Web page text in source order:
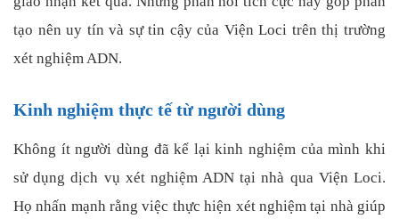
tạo nên uy tín và sự tin cậy của Viện Loci trên thị trường
xét nghiệm ADN.
Kinh nghiệm thực tế từ người dùng
Không ít người dùng đã kể lại kinh nghiệm của mình khi
sử dụng dịch vụ xét nghiệm ADN tại nhà qua Viện Loci.
Họ nhấn mạnh rằng việc thực hiện xét nghiệm tại nhà giúp